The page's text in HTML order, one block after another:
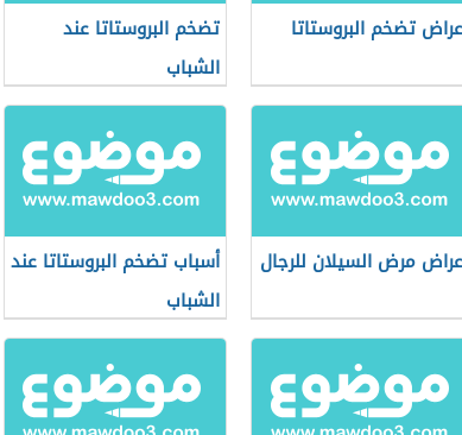
تضخم البروستاتا
تضخم البروستاتا عند
الشباب
مرض السيلان للرجال
أسباب تضخم البروستاتا عند
الشباب